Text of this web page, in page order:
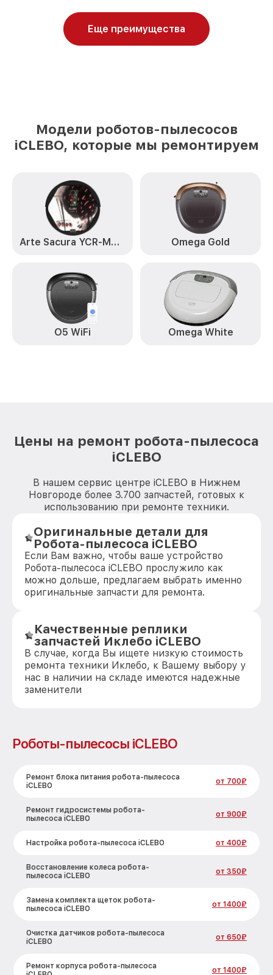
Еще преимущества
Модели роботов-пылесосов
iCLEBO, которые мы ремонтируем
Arte Sacura YCR-M05-11 Omega Gold
O5 WiFi Omega White
Цены на ремонт робота-пылесоса
iCLEBO
В нашем сервис центре iCLEBO в Нижнем
Новгороде более 3.700 запчастей, готовых к
использованию при ремонте техники.
Оригинальные детали для
Робота-пылесоса iCLEBO
Если Вам важно, чтобы ваше устройство
Робота-пылесоса iCLEBO прослужило как
можно дольше, предлагаем выбрать именно
оригинальные запчасти для ремонта.
Качественные реплики
запчастей Иклебо iCLEBO
В случае, когда Вы ищете низкую стоимость
ремонта техники Иклебо, к Вашему выбору у
нас в наличии на складе имеются надежные
заменители
Роботы-пылесосы iCLEBO
Ремонт блока питания робота-пылесоса
iCLEBO
от 700₽
Ремонт гидросистемы робота-
пылесоса iCLEBO
от 900₽
Настройка робота-пылесоса iCLEBO от 400₽
Восстановление колеса робота-
пылесоса iCLEBO
от 350₽
Замена комплекта щеток робота-
пылесоса iCLEBO
от 1400₽
Очистка датчиков робота-пылесоса
iCLEBO
от 650₽
Ремонт корпуса робота-пылесоса
от 1400₽